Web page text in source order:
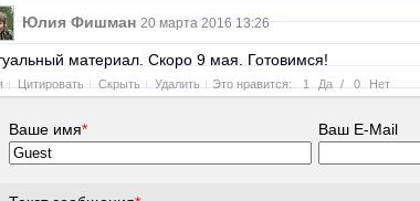
Юлия Фишман 20 марта 2016 13:26
материал. Скоро 9 мая. Готовимся!
Цитировать Скрыть Удалить Это нравится: 1 Да / 0 Нет
Ваше имя* Ваш E-Mail